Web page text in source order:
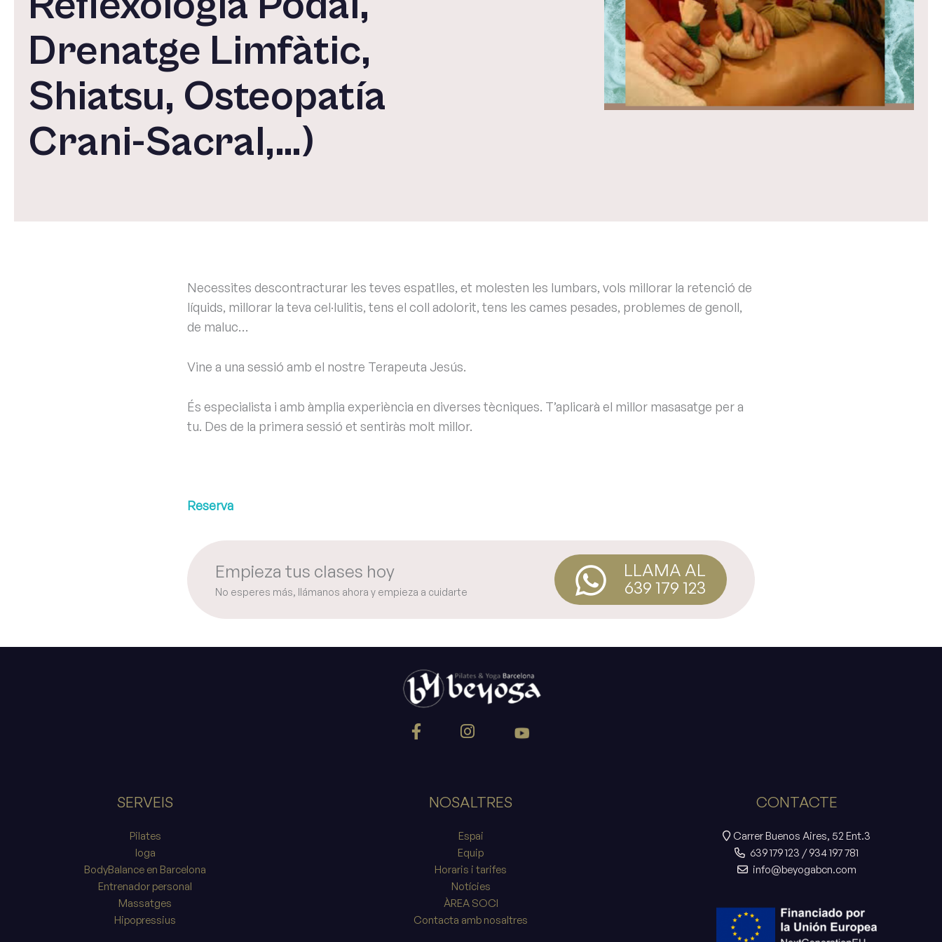
Drenatge Limfàtic,
Shiatsu, Osteopatía
Crani-Sacral,…)
Necessites descontracturar les teves espatlles, et molesten les lumbars, vols millorar la retenció de
líquids, millorar la teva cel·lulitis, tens el coll adolorit, tens les cames pesades, problemes de genoll,
de maluc…
Vine a una sessió amb el nostre Terapeuta Jesús.
És especialista i amb àmplia experiència en diverses tècniques. T’aplicarà el millor masasatge per a
tu. Des de la primera sessió et sentiràs molt millor.
Reserva
Empieza tus clases hoy
No esperes más, llámanos ahora y empieza a cuidarte
LLAMA AL
639 179 123
SERVEIS
Pilates
Ioga
BodyBalance en Barcelona
Entrenador personal
Massatges
Hipopressius
NOSALTRES
Espai
Equip
Horaris i tarifes
Notícies
ÀREA SOCI
Contacta amb nosaltres
CONTACTE
Carrer Buenos Aires, 52 Ent.3
639 179 123 /934 197 781
info@beyogabcn.com